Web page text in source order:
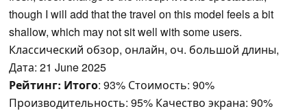
though I will add that the travel on this model feels a bit
shallow, which may not sit well with some users.
Классический обзор, онлайн, оч. большой длины,
Дата: 21 June 2025
Рейтинг: Итого: 93% Стоимость: 90%
Производительность: 95% Качество экрана: 90%